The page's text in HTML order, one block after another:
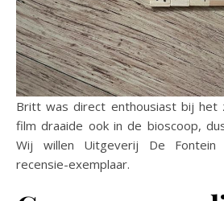
Britt was direct enthousiast bij het zien van dit boek. De
film draaide ook in de bioscoop,
Wij willen Uitgeverij De
recensie-exemplaar.